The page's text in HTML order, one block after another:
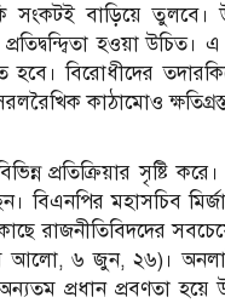
বাড়িয়ে তুলবে।
হওয়া উচিত।
হবে। বিরোধীদের
কাঠামোও
প্রতিক্রিয়ার সৃষ্টি
বিএনপির মহাসচিব
রাজনীতিবিদদের
আলো, ৬ জুন, ২৬)।
প্রধান প্রবণতা